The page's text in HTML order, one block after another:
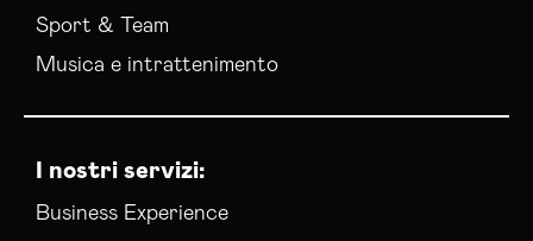
Sport & Team
Musica e intrattenimento
I nostri servizi:
Business Experience